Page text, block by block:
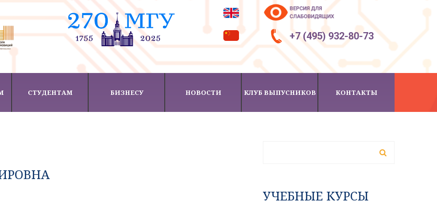
+7 (495) 932-80-73
СТУДЕНТАМ БИЗНЕСУ НОВОСТИ КЛУБ ВЫПУСНИКОВ КОНТАКТЫ
УЧЕБНЫЕ КУРСЫ